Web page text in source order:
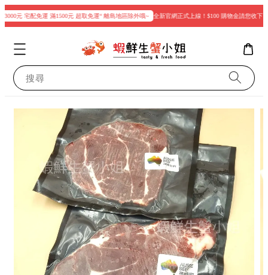
元 宅配免運 滿1500元 超取免運“ 離島地區除外哦~ 全新官網正式上線！$100 購物金請您收下
搜尋